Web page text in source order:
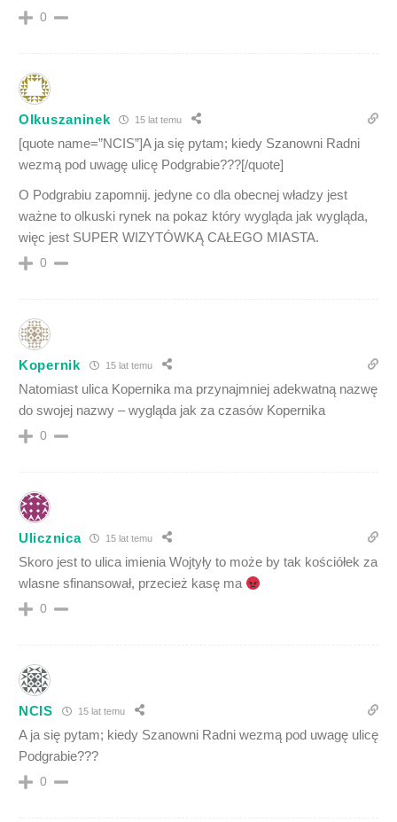
0
Olkuszaninek 15 lat temu
[quote name=”NCIS”]A ja się pytam; kiedy Szanowni Radni
wezmą pod uwagę ulicę Podgrabie???[/quote]
O Podgrabiu zapomnij. jedyne co dla obecnej władzy jest
ważne to olkuski rynek na pokaz który wygląda jak wygląda,
więc jest SUPER WIZYTÓWKĄ CAŁEGO MIASTA.
0
Kopernik 15 lat temu
Natomiast ulica Kopernika ma przynajmniej adekwatną nazwę
do swojej nazwy – wygląda jak za czasów Kopernika
0
Ulicznica 15 lat temu
Skoro jest to ulica imienia Wojtyły to może by tak kościółek za
wlasne sfinansował, przecież kasę ma
0
NCIS 15 lat temu
A ja się pytam; kiedy Szanowni Radni wezmą pod uwagę ulicę
Podgrabie???
0